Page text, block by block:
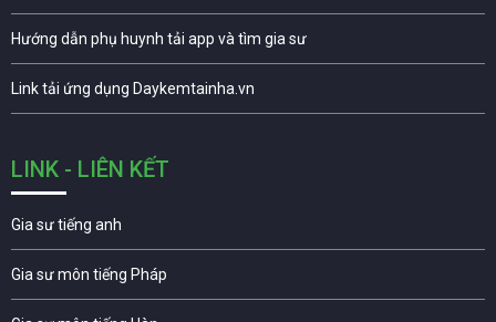
Hướng dẫn phụ huynh tải app và tìm gia sư
Link tải ứng dụng Daykemtainha.vn
LINK - LIÊN KẾT
Gia sư tiếng anh
Gia sư môn tiếng Pháp